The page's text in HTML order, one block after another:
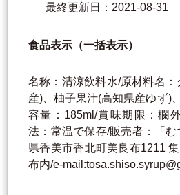
最終更新日：2021-08-31
食品表示（一括表示）
名称：清涼飲料水/原材料名
産)、柚子果汁(高知県産ゆず)
容量：185ml/賞味期限：欄
法：常温で保存/販売者：「
県香美市香北町美良布1211
布内/e-